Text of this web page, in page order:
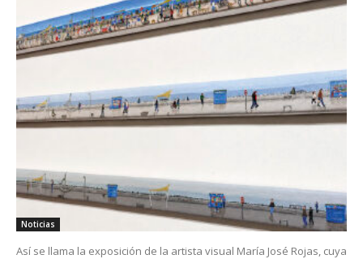
Noticias
Así se llama la exposición de la artista visual María José Rojas, cuya